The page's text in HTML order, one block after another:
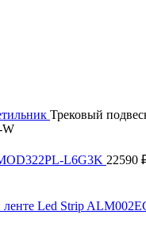
Трековый
W
L6G3K 22590
Led Strip